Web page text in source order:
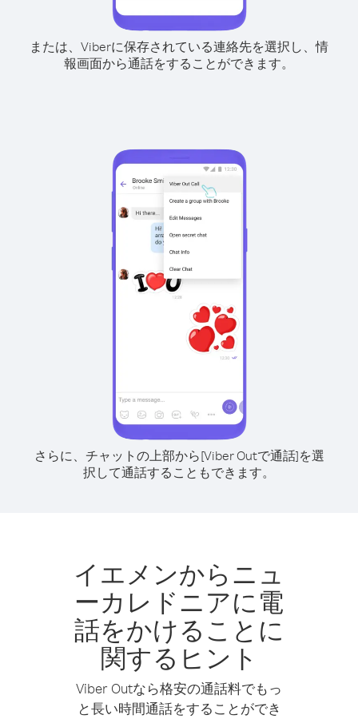
または、Viberに保存されている連絡先を選択し、情
報画面から通話をすることができます。
さらに、チャットの上部から[Viber Outで通話]を選
択して通話することもできます。
イエメンからニュ
ーカレドニアに電
話をかけることに
関するヒント
Viber Outなら格安の通話料でもっ
と長い時間通話をすることができ